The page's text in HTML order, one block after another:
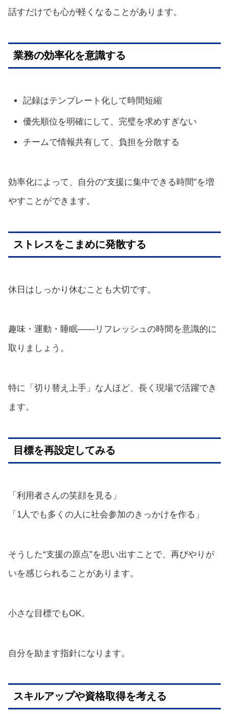
話すだけでも心が軽くなることがあります。
業務の効率化を意識する
記録はテンプレート化して時間短縮
優先順位を明確にして、完璧を求めすぎない
チームで情報共有して、負担を分散する
効率化によって、自分の“支援に集中できる時間”を増
やすことができます。
ストレスをこまめに発散する
休日はしっかり休むことも大切です。
趣味・運動・睡眠——リフレッシュの時間を意識的に
取りましょう。
特に「切り替え上手」な人ほど、長く現場で活躍でき
ます。
目標を再設定してみる
「利用者さんの笑顔を見る」
「1人でも多くの人に社会参加のきっかけを作る」
そうした“支援の原点”を思い出すことで、再びやりが
いを感じられることがあります。
小さな目標でもOK。
自分を励ます指針になります。
スキルアップや資格取得を考える